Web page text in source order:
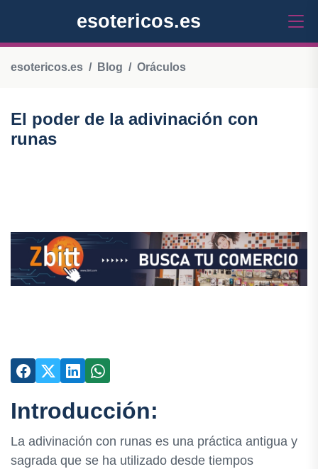
esotericos.es
esotericos.es Blog Oráculos
El poder de la adivinación con
runas
Introducción:
La adivinación con runas es una práctica antigua y
sagrada que se ha utilizado desde tiempos